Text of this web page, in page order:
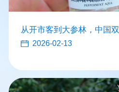
从开市客到大参林，中国
家终端？
2026-02-13